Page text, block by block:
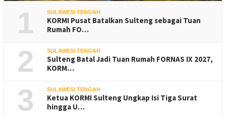
1 SULAWESI TENGAH
KORMI Pusat Batalkan Sulteng sebagai Tuan
Rumah FO…
2 SULAWESI TENGAH
Sulteng Batal Jadi Tuan Rumah FORNAS IX 2027,
KORM…
3 SULAWESI TENGAH
Ketua KORMI Sulteng Ungkap Isi Tiga Surat
hingga U…